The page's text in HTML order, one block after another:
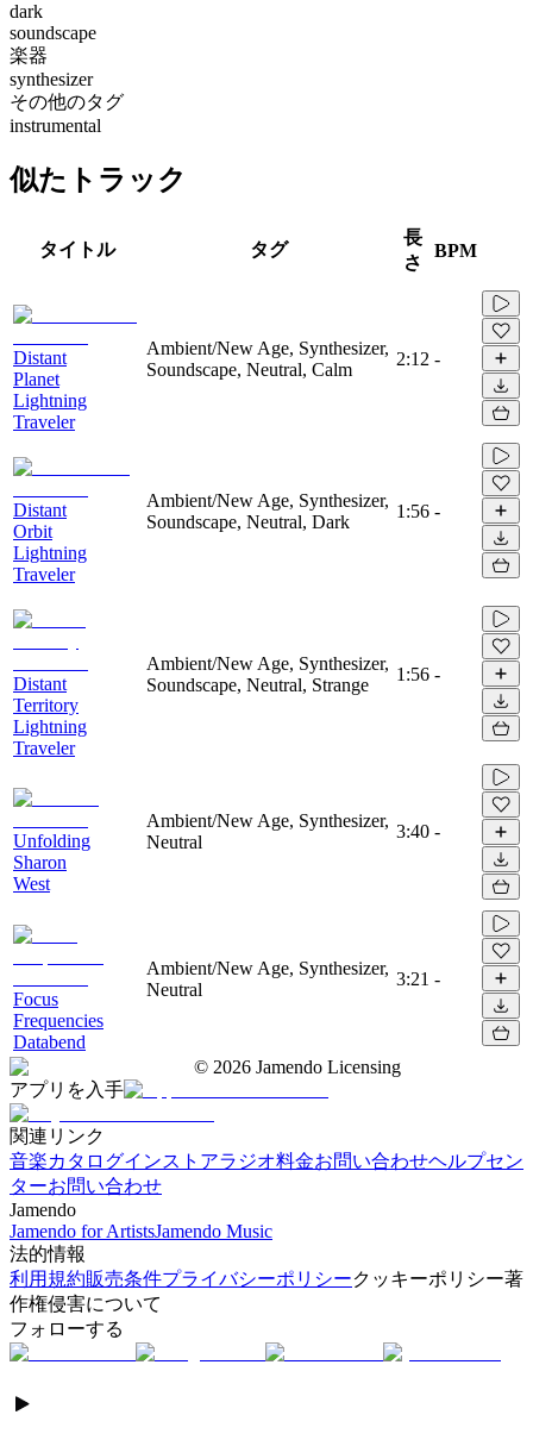
dark
soundscape
楽器
synthesizer
その他のタグ
instrumental
似たトラック
タイトル タグ
長
さ
BPM
Distant
Planet
Lightning
Traveler
Ambient/New Age, Synthesizer,
Soundscape, Neutral, Calm
2:12 -
Distant
Orbit
Lightning
Traveler
Ambient/New Age, Synthesizer,
Soundscape, Neutral, Dark
1:56 -
Distant
Territory
Lightning
Traveler
Ambient/New Age, Synthesizer,
Soundscape, Neutral, Strange
1:56 -
Unfolding
Sharon
West
Ambient/New Age, Synthesizer,
Neutral
3:40 -
Focus
Frequencies
Databend
Ambient/New Age, Synthesizer,
Neutral
3:21 -
© 2026 Jamendo Licensing
アプリを入手
関連リンク
音楽カタログインストアラジオ料金お問い合わせヘルプセン
ターお問い合わせ
Jamendo
Jamendo for ArtistsJamendo Music
法的情報
利用規約販売条件プライバシーポリシークッキーポリシー著
作権侵害について
フォローする